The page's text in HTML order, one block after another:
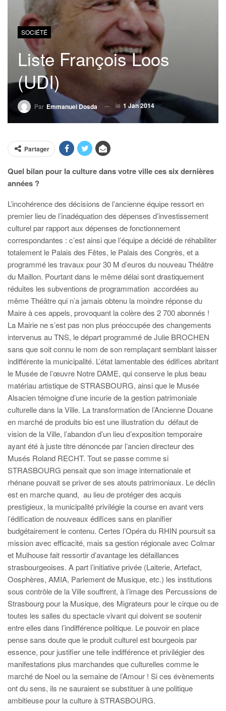
SOCIÉTÉ
Liste François Loos
(UDI)
Par Emmanuel Dosda le 1 Jan 2014
Partager
Quel bilan pour la culture dans votre ville ces six dernières
années ?
L’incohérence des décisions de l’ancienne équipe ressort en
premier lieu de l’inadéquation des dépenses d’investissement
culturel par rapport aux dépenses de fonctionnement
correspondantes : c’est ainsi que l’équipe a décidé de réhabiliter
totalement le Palais des Fêtes, le Palais des Congrès, et a
programmé les travaux pour 30 M d’euros du nouveau Théâtre
du Maillon. Pourtant dans le même délai sont drastiquement
réduites les subventions de programmation accordées au
même Théâtre qui n’a jamais obtenu la moindre réponse du
Maire à ces appels, provoquant la colère des 2 700 abonnés !
La Mairie ne s’est pas non plus préoccupée des changements
intervenus au TNS, le départ programmé de Julie BROCHEN
sans que soit connu le nom de son remplaçant semblant laisser
indifférente la municipalité. L’état lamentable des édifices abritant
le Musée de l’œuvre Notre DAME, qui conserve le plus beau
matériau artistique de STRASBOURG, ainsi que le Musée
Alsacien témoigne d’une incurie de la gestion patrimoniale
culturelle dans la Ville. La transformation de l’Ancienne Douane
en marché de produits bio est une illustration du défaut de
vision de la Ville, l’abandon d’un lieu d’exposition temporaire
ayant été à juste titre dénoncée par l’ancien directeur des
Musés Roland RECHT. Tout se passe comme si
STRASBOURG pensait que son image internationale et
rhénane pouvait se priver de ses atouts patrimoniaux. Le déclin
est en marche quand, au lieu de protéger des acquis
prestigieux, la municipalité privilégie la course en avant vers
l’édification de nouveaux édifices sans en planifier
budgétairement le contenu. Certes l’Opéra du RHIN poursuit sa
mission avec efficacité, mais sa gestion régionale avec Colmar
et Mulhouse fait ressortir d’avantage les défaillances
strasbourgeoises. A part l’initiative privée (Laiterie, Artefact,
Oosphères, AMIA, Parlement de Musique, etc.) les institutions
sous contrôle de la Ville souffrent, à l’image des Percussions de
Strasbourg pour la Musique, des Migrateurs pour le cirque ou de
toutes les salles du spectacle vivant qui doivent se soutenir
entre elles dans l’indifférence politique. Le pouvoir en place
pense sans doute que le produit culturel est bourgeois par
essence, pour justifier une telle indifférence et privilégier des
manifestations plus marchandes que culturelles comme le
marché de Noel ou la semaine de l’Amour ! Si ces évènements
ont du sens, ils ne sauraient se substituer à une politique
ambitieuse pour la culture à STRASBOURG.